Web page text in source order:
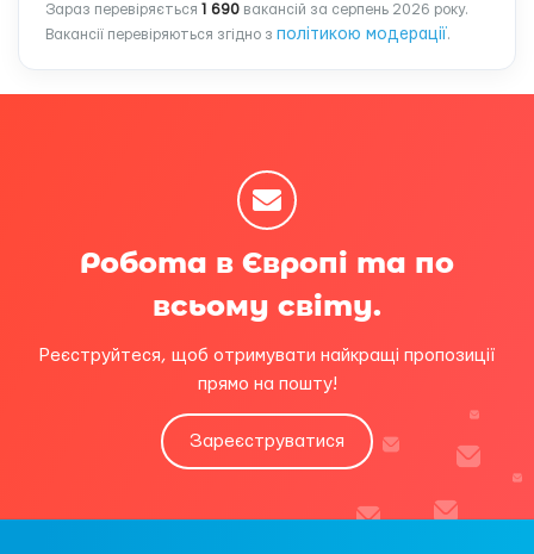
Зараз перевіряється 1 690 вакансій за серпень 2026 року.
Вакансії перевіряються згідно з політикою модерації.
Робота в Європі та по
всьому світу.
Реєструйтеся, щоб отримувати найкращі пропозиції
прямо на пошту!
Зареєструватися